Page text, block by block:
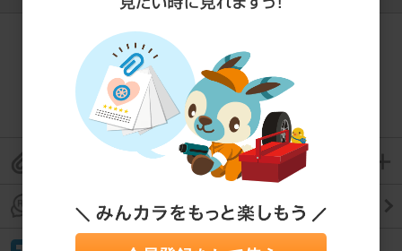
このパーツの取り付けが
難しいと思ったら、プロに相談！
お問合せ
このパーツレビューをクリップして保存
このパーツレビューのコメントを見る